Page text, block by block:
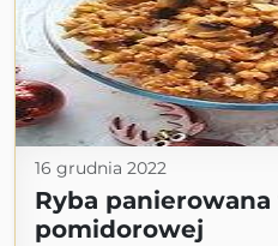
16 grudnia 2022
Ryba
pomidorowej